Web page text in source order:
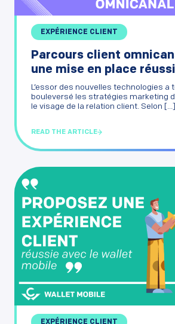
EXPÉRIENCE CLIENT
Parcours client
une mise en place
L’essor des nouvelles technologies a
bouleversé les stratégies marketing
le visage de la relation client. Selon [...]
READ THE ARTICLE
EXPÉRIENCE CLIENT